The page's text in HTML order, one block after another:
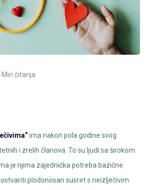
Min čitanja
ima nakon pola godine svog
i zrelih članova. To su ljudi sa širokom
je njima zajednička potreba bazične
plodonosan susret s neizlječivim